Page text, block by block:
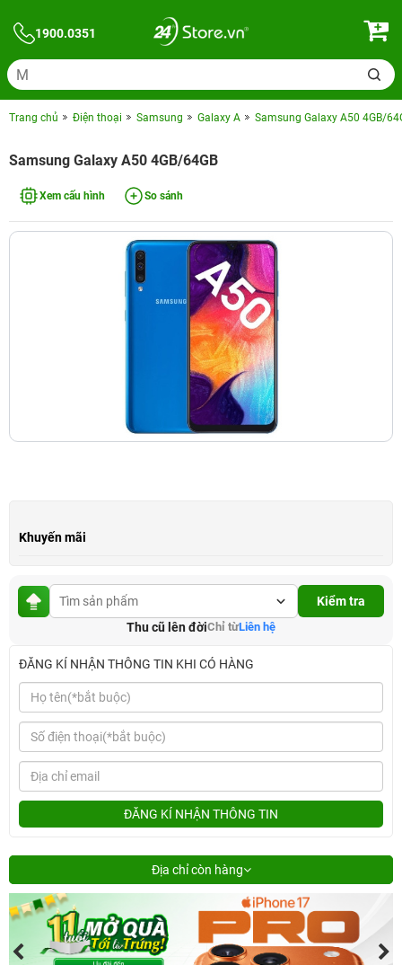
1900.0351
Trang chủ Điện thoại Samsung Galaxy A Samsung Galaxy A50 4GB/
Samsung Galaxy A50 4GB/64GB
Xem cấu hình So sánh
Khuyến mãi
Kiểm tra
Thu cũ lên đờiChỉ từLiên hệ
ĐĂNG KÍ NHẬN THÔNG TIN KHI CÓ HÀNG
ĐĂNG KÍ NHẬN THÔNG TIN
Địa chỉ còn hàng